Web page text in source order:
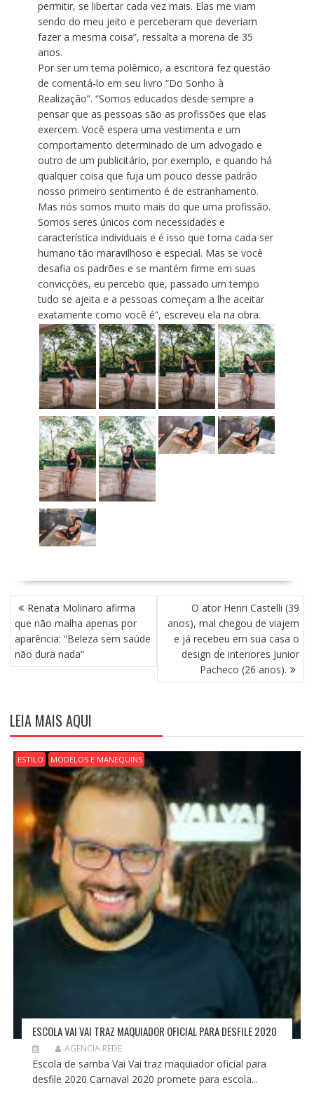
permitir, se libertar cada vez mais. Elas me viam
sendo do meu jeito e perceberam que deveriam
fazer a mesma coisa”, ressalta a morena de 35
anos.
Por ser um tema polêmico, a escritora fez questão
de comentá-lo em seu livro “Do Sonho à
Realização”. “Somos educados desde sempre a
pensar que as pessoas são as profissões que elas
exercem. Você espera uma vestimenta e um
comportamento determinado de um advogado e
outro de um publicitário, por exemplo, e quando há
qualquer coisa que fuja um pouco desse padrão
nosso primeiro sentimento é de estranhamento.
Mas nós somos muito mais do que uma profissão.
Somos seres únicos com necessidades e
característica individuais e é isso que torna cada ser
humano tão maravilhoso e especial. Mas se você
desafia os padrões e se mantém firme em suas
convicções, eu percebo que, passado um tempo
tudo se ajeita e a pessoas começam a lhe aceitar
exatamente como você é”, escreveu ela na obra.
N
A
V
E
G
Ã
O
D
E
P
S
T
Renata Molinaro afirma
que não malha apenas por
aparência: “Beleza sem saúde
não dura nada”
O ator Henri Castelli (39
anos), mal chegou de viajem
e já recebeu em sua casa o
design de interiores Junior
Pacheco (26 anos).
LEIA MAIS AQUI
ESTILO MODELOS E MANEQUINS
ESCOLA VAI VAI TRAZ MAQUIADOR OFICIAL PARA DESFILE 2020
AGENCIA REDE
Escola de samba Vai Vai traz maquiador oficial para
desfile 2020 Carnaval 2020 promete para escola...